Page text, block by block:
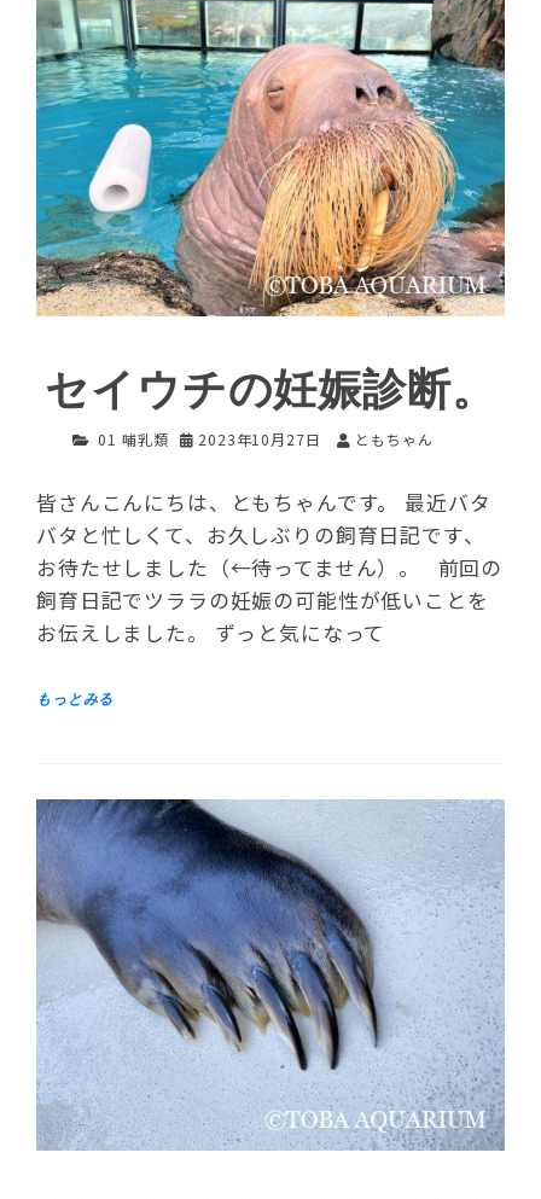
セイウチの妊娠診断。
01 哺乳類 2023年10月27日 ともちゃん
皆さんこんにちは、ともちゃんです。 最近バタ
バタと忙しくて、お久しぶりの飼育日記です、
お待たせしました（←待ってません）。 前回の
飼育日記でツララの妊娠の可能性が低いことを
お伝えしました。 ずっと気になって